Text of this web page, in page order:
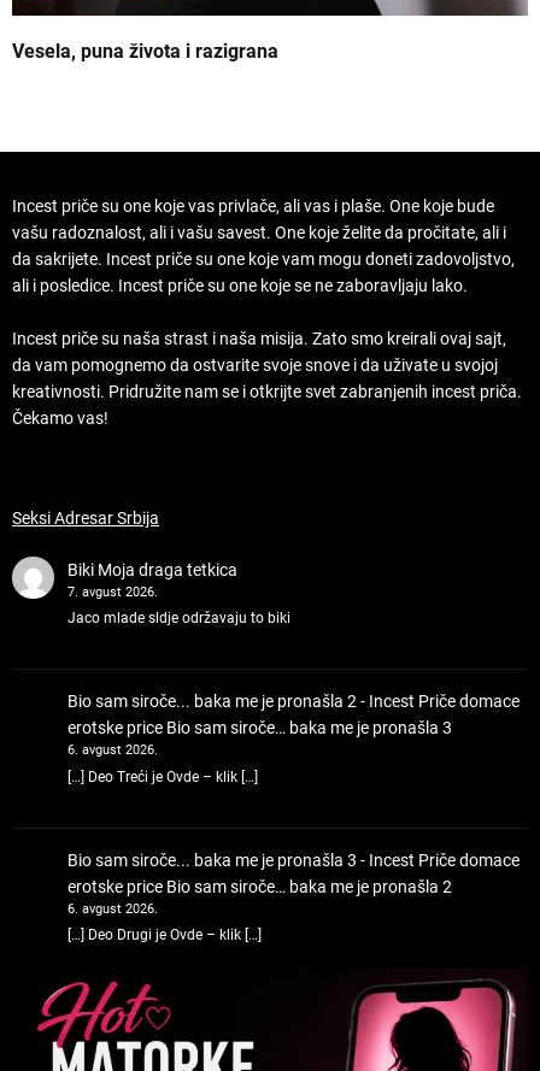
Vesela, puna života i razigrana
Incest priče su one koje vas privlače, ali vas i plaše. One koje bude
vašu radoznalost, ali i vašu savest. One koje želite da pročitate, ali i
da sakrijete. Incest priče su one koje vam mogu doneti zadovoljstvo,
ali i posledice. Incest priče su one koje se ne zaboravljaju lako.
Incest priče su naša strast i naša misija. Zato smo kreirali ovaj sajt,
da vam pomognemo da ostvarite svoje snove i da uživate u svojoj
kreativnosti. Pridružite nam se i otkrijte svet zabranjenih incest priča.
Čekamo vas!
Seksi Adresar Srbija
Biki Moja draga tetkica
7. avgust 2026.
Jaco mlade sldje održavaju to biki
Bio sam siroče... baka me je pronašla 2 - Incest Priče domace
erotske price Bio sam siroče… baka me je pronašla 3
6. avgust 2026.
[…] Deo Treći je Ovde – klik […]
Bio sam siroče... baka me je pronašla 3 - Incest Priče domace
erotske price Bio sam siroče… baka me je pronašla 2
6. avgust 2026.
[…] Deo Drugi je Ovde – klik […]